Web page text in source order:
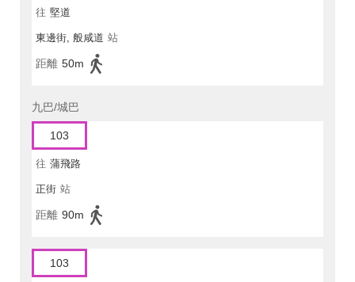
往 堅道
東邊街, 般咸道 站
距離 50m
九巴/城巴
103
往 蒲飛路
正街 站
距離 90m
103